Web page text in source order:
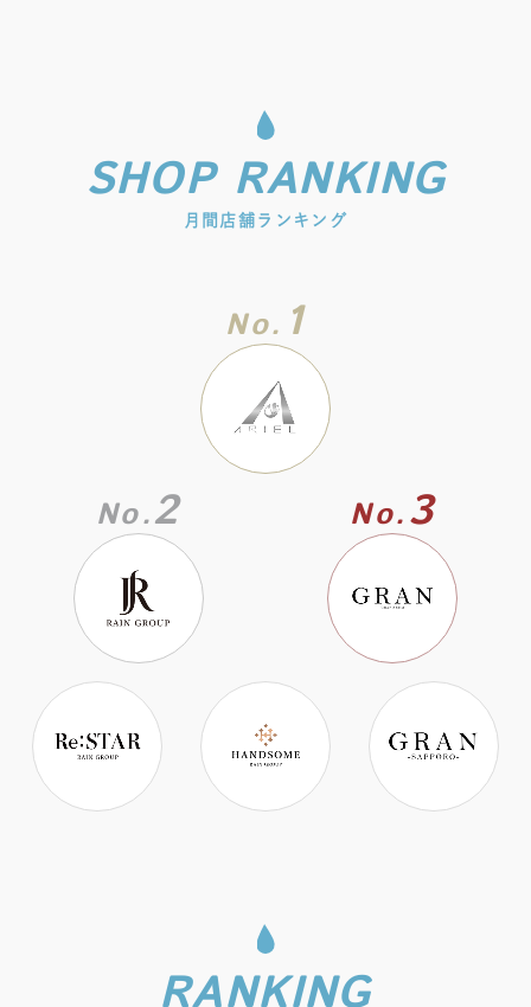
SHOP RANKING
月間店舗ランキング
No. 1
No.2 No.3
RANKING